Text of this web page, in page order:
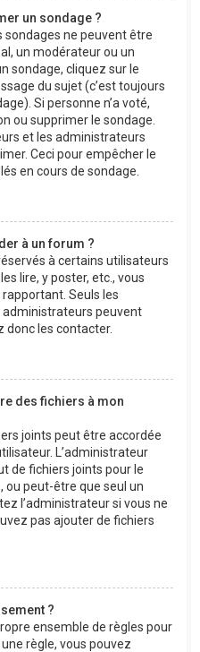
un sondage ?
sondages ne peuvent être
un modérateur ou un
sondage, cliquez sur le
du sujet (c’est toujours
Si personne n’a voté,
ou supprimer le sondage.
et les administrateurs
Ceci pour empêcher le
en cours de sondage.
à un forum ?
à certains utilisateurs
lire, y poster, etc., vous
Seuls les
peuvent
donc les contacter.
des fichiers à mon
joints peut être accordée
L’administrateur
de fichiers joints pour le
ou peut-être que seul un
l’administrateur si vous ne
pas ajouter de fichiers
?
ensemble de règles pour
règle, vous pouvez